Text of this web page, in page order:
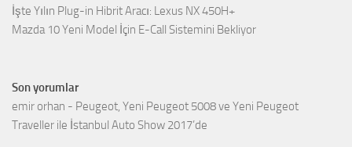
İşte Yılın Plug-in Hibrit Aracı: Lexus NX 450H+
Mazda 10 Yeni Model İçin E-Call Sistemini Bekliyor
Son yorumlar
emir orhan - Peugeot, Yeni Peugeot 5008 ve Yeni Peugeot
Traveller ile İstanbul Auto Show 2017’de